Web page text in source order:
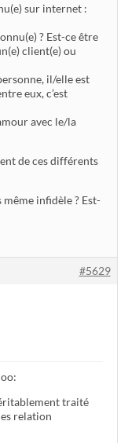
sur internet :
? Est-ce être
client(e) ou
il/elle est
eux, c’est
avec le/la
de ces différents
même infidèle ? Est-
#5629
traité
relation